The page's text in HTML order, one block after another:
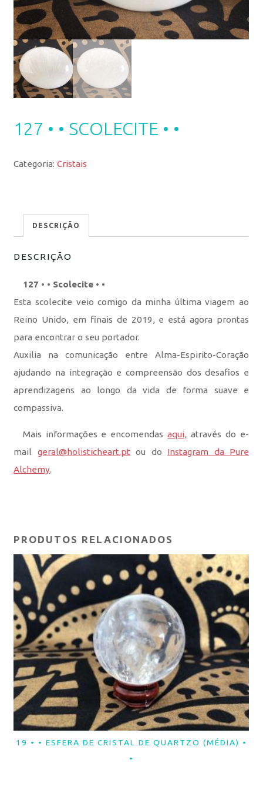
127 • • SCOLECITE • •
Categoria:Cristais
DESCRIÇÃO
DESCRIÇÃO
127 • • Scolecite • •
Esta scolecite veio comigo da minha última viagem ao
Reino Unido, em finais de 2019, e está agora prontas
para encontrar o seu portador.
Auxilia na comunicação entre Alma-Espirito-Coração
ajudando na integração e compreensão dos desafios e
aprendizagens ao longo da vida de forma suave e
compassiva.
Mais informações e encomendasaqui, através do e-
mailgeral@holisticheart.pt ou do Instagram da Pure
Alchemy.
PRODUTOS RELACIONADOS
LER MAIS
19 • • ESFERA DE CRISTAL DE QUARTZO (MÉDIA) •
•